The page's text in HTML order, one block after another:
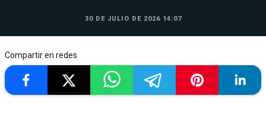
30 DE JULIO DE 2026 14:07
Compartir en redes